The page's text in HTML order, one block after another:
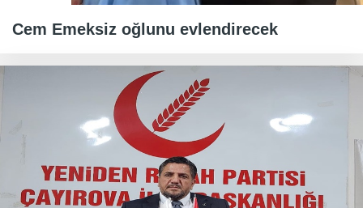
Cem Emeksiz oğlunu evlendirecek